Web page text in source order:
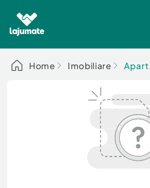
Alege categoria
Auto, moto si ambarcatiuni
Electronice si
Auto, moto si
Home Imobiliare